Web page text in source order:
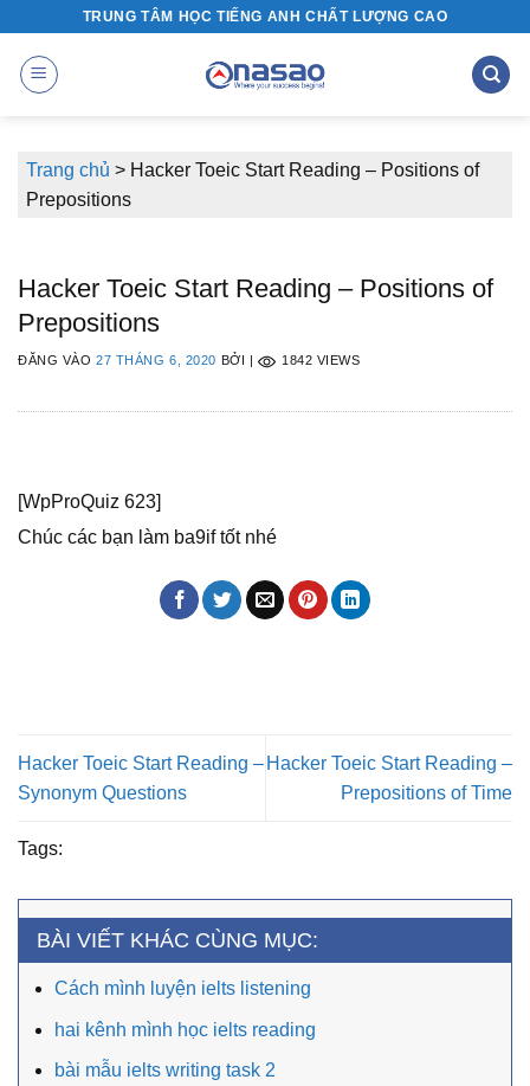
nội
TRUNG TÂM HỌC TIẾNG ANH CHẤT LƯỢNG CAO
Trang chủ > Hacker Toeic Start Reading – Positions of
Prepositions
Hacker Toeic Start Reading – Positions of
Prepositions
ĐĂNG VÀO27 THÁNG 6, 2020 BỞI 1842 VIEWS
[WpProQuiz 623]
Chúc các bạn làm ba9if tốt nhé
Hacker Toeic Start Reading –
Synonym Questions
Hacker Toeic Start Reading –
Prepositions of Time
Tags:
BÀI VIẾT KHÁC CÙNG MỤC:
Cách mình luyện ielts listening
hai kênh mình học ielts reading
bài mẫu ielts writing task 2